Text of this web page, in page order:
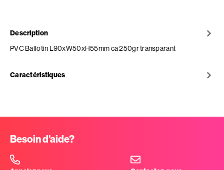
Description
PVC Ballotin L90xW50xH55mm ca 250gr transparant
Caractéristiques
Besoin d'aide?